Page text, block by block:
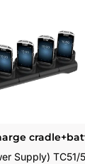
Supply)